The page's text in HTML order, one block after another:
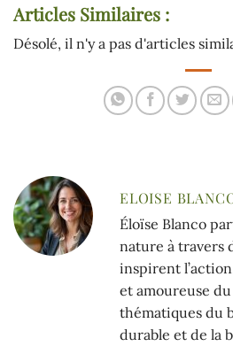
Articles Similaires :
Désolé, il n'y a pas d'articles
ELOISE
Éloïse Blanco
nature à travers
inspirent
et amoureuse
thématiques du
durable et de la